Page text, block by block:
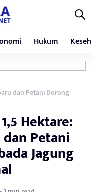
Hukum
dan Petani Dorong
Hektare:
Petani
Jagung